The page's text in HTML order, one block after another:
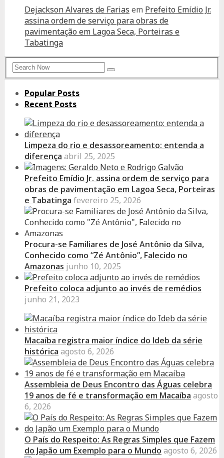
Dejackson Alvares de Farias em Prefeito Emídio Jr.
assina ordem de serviço para obras de
pavimentação em Lagoa Seca, Porteiras e
Tabatinga
Search
for:
Search
Popular Posts
Recent Posts
Limpeza do rio e desassoreamento: entenda a
diferença abril 25, 2025
Prefeito Emídio Jr. assina ordem de serviço para
obras de pavimentação em Lagoa Seca, Porteiras
e Tabatinga fevereiro 25, 2026
Procura-se Familiares de José Antônio da Silva,
Conhecido como “Zé Antônio”, Falecido no
Amazonas junho 10, 2025
Prefeito coloca adjunto ao invés de remédios
junho 21, 2023
Macaíba registra maior índice do Ideb da série
histórica agosto 6, 2026
Assembleia de Deus Encontro das Águas celebra
19 anos de fé e transformação em Macaíba agosto
6, 2026
O País do Respeito: As Regras Simples que Fazem
do Japão um Exemplo para o Mundo agosto 6, 2026